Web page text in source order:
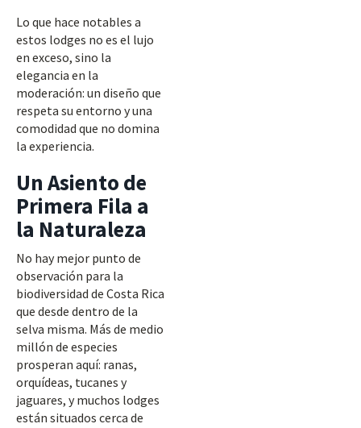
Lo que hace notables a
estos lodges no es el lujo
en exceso, sino la
elegancia en la
moderación: un diseño que
respeta su entorno y una
comodidad que no domina
la experiencia.
Un Asiento de
Primera Fila a
la Naturaleza
No hay mejor punto de
observación para la
biodiversidad de Costa Rica
que desde dentro de la
selva misma. Más de medio
millón de especies
prosperan aquí: ranas,
orquídeas, tucanes y
jaguares, y muchos lodges
están situados cerca de